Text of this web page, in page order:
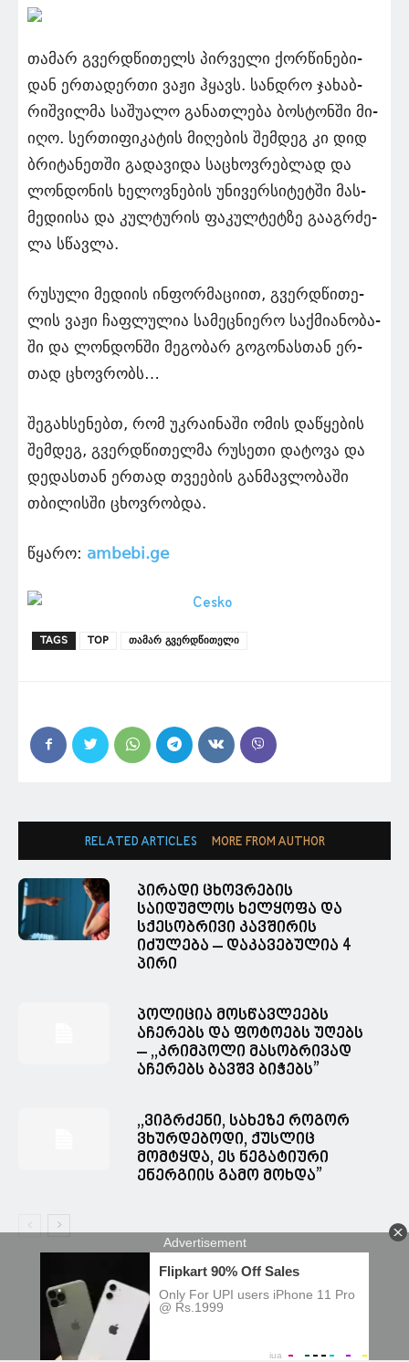
თა­მარ გვერდწი­თელს პირ­ვე­ლი ქორ­წი­ნე­ბი­
დან ერ­თა­დერ­თი ვაჟი ჰყავს. სან­დრო ჯა­ხაბ­
რიშ­ვილ­მა სა­შუ­ა­ლო გა­ნათ­ლე­ბა ბოს­ტონ­ში მი­
ი­ღო. სერ­თი­ფი­კა­ტის მი­ღე­ბის შემ­დეგ კი დიდ
ბრი­ტა­ნეთ­ში გა­და­ვი­და სა­ცხოვ­რებ­ლად და
ლონ­დო­ნის ხე­ლოვ­ნე­ბის უნი­ვერ­სი­ტეტ­ში მა­ს­
მე­დი­ი­სა და კულ­ტუ­რის ფა­კულ­ტეტ­ზე გა­აგ­რძე­
ლა სწავ­ლა.
რუ­სუ­ლი მე­დი­ის ინ­ფორ­მა­ცი­ით, გვერდწი­თე­
ლის ვაჟი ჩაფ­ლუ­ლია სა­მეც­ნი­ე­რო საქ­მი­ა­ნო­ბა­
ში და ლონ­დონ­ში მე­გო­ბარ გო­გო­ნას­თან ერ­
თად ცხოვ­რობს…
შე­გახ­სე­ნებთ, რომ უკ­რა­ი­ნა­ში ომის და­წყე­ბის
შემ­დეგ, გვერდწი­თელ­მა რუ­სე­თი და­ტო­ვა და
დე­დას­თან ერ­თად თვე­ე­ბის გან­მავ­ლო­ბა­ში
თბი­ლის­ში ცხოვ­რობ­და.
წყარო: ambebi.ge
TAGS TOP თამარ გვერდწითელი
RELATED ARTICLES MORE FROM AUTHOR
პირადი ცხოვრების
საიდუმლოს ხელყოფა და
სქესობრივი კავშირის
იძულება – დაკავებულია 4
პირი
პოლიცია მოსწავლეებს
აჩერებს და ფოტოებს უღებს
– ,,კრიმპოლი მასობრივად
აჩერებს ბავშვ ბიჭებს”
,,ვიგრძენი, სახეზე როგორ
ვხურდებოდი, ქუსლიც
მომტყდა, ეს ნეგატიური
ენერგიის გამო მოხდა”
© Spacesnews • სფეისნიუსი